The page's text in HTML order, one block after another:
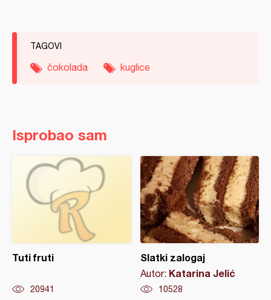
TAGOVI
čokolada kuglice
Isprobao sam
Tuti fruti
20941
Slatki zalogaj
Autor: Katarina Jelić
10528